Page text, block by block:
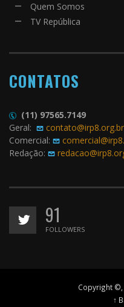
Quem Somos
TV República
CONTATOS
(11) 97565.7149
Geral:
contato@irp8.org.br
Comercial:
Redação:
91
FOLLOWERS
Copyright ©,
↑